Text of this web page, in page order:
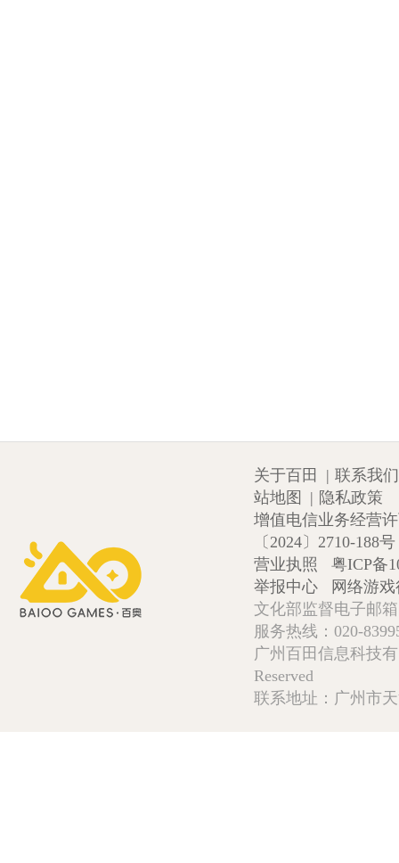
关于百田 | 联系我们
站地图
| 隐私政策
增值电信业务经营
〔2024〕2710-188号
营业执照
粤ICP备
举报中心
网络游
文化部监督电子邮
服务热线：020-
广州百田信息科技
Reserved
联系地址：广州市